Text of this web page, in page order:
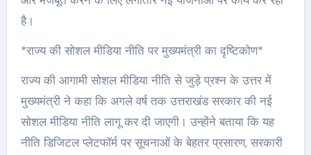
है।
*राज्य की सोशल मीडिया नीति पर मुख्यमंत्री का दृष्टिकोण*
राज्य की आगामी सोशल मीडिया नीति से जुड़े प्रश्न के उत्तर में
मुख्यमंत्री ने कहा कि अगले वर्ष तक उत्तराखंड सरकार की नई
सोशल मीडिया नीति लागू कर दी जाएगी। उन्होंने बताया कि यह
नीति डिजिटल प्लेटफॉर्म पर सूचनाओं के बेहतर प्रसारण, सरकारी